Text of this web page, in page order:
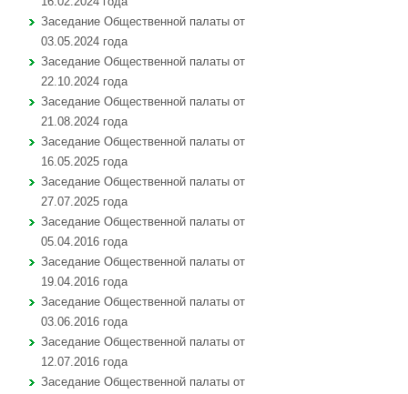
Заседание Общественной палаты от
03.05.2024 года
Заседание Общественной палаты от
22.10.2024 года
Заседание Общественной палаты от
21.08.2024 года
Заседание Общественной палаты от
16.05.2025 года
Заседание Общественной палаты от
27.07.2025 года
Заседание Общественной палаты от
05.04.2016 года
Заседание Общественной палаты от
19.04.2016 года
Заседание Общественной палаты от
03.06.2016 года
Заседание Общественной палаты от
12.07.2016 года
Заседание Общественной палаты от